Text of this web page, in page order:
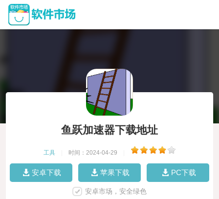
鱼跃加速器下载地址
工具 时间：2024-04-29
安卓下载 苹果下载 PC下载
安卓市场，安全绿色